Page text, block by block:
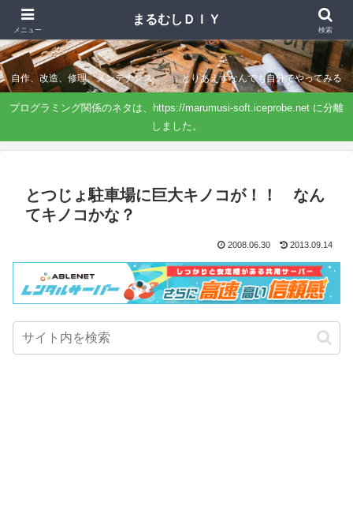
まるむしＤＩＹ
自作、改造、修理、メンテナンス．．．とりあえずなんでも自分でやってみる
プログラミング関係のネタは、https://marumusi-soft.iceprobe.net に分離
しました。
とつじょ駐車場に巨大キノコが！！ なん
てキノコかな？
2008.06.30 2013.09.14
メニュー
まるむしＤＩＹ
検索